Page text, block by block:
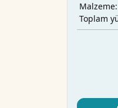
Malzeme:
Toplam